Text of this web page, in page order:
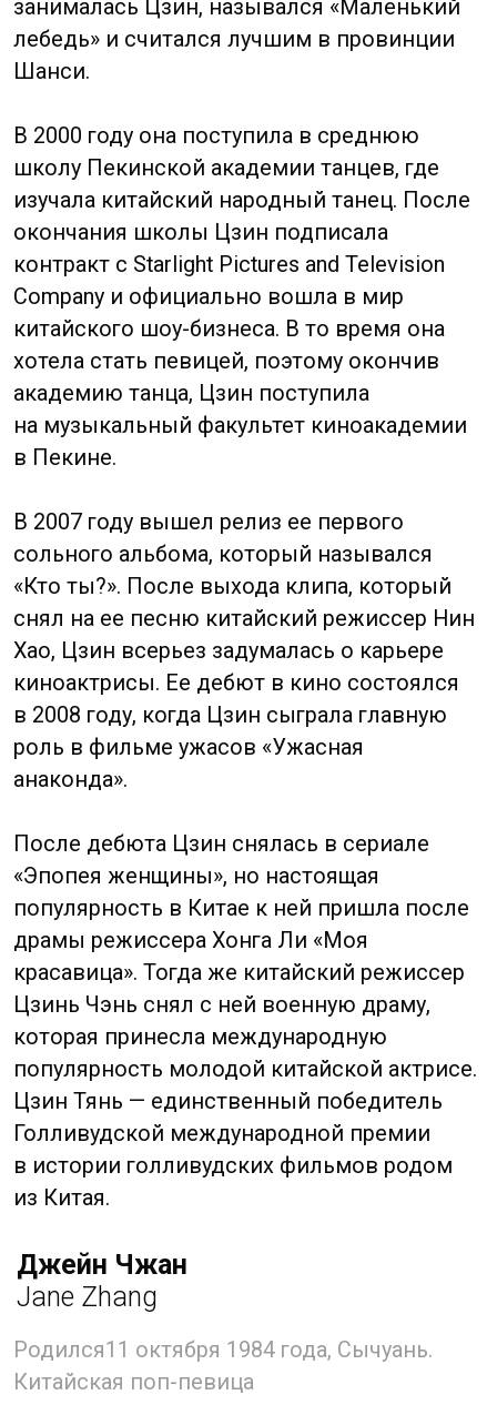
Дебютный альбом Джейн вышел в 2006
году, он называется «The One» и состоит
записывала много треков для
кинофильмов и сериалов, которые
впоследствии возглавляли китайские
чарты. Песня «Only for Love», записанная
вместе с знаменитым китайским
пианистом Лан Ланом, была удостоена
Гонконгской кинопремии 2006 года
в номинации «Лучшая песня».
В 2007 году вышел второй альбом Джейн
Чжан, получивийший название «Update»,
который взорвал китайскую поп-сцену
комбинацией элементов R&B и джаза.
в родном Чэнду, исполняя лучшие хиты
с первого и второго альбома, а также ещё
не выпущенного EP «Dear Jane». Она также
записала промопесню «I Love This City».
В 2009 году вышел третий альбом
«Jane@Music», в мае того же года Джейн
появилась на Шоу Опры в США. После
выхода четвертого альбома «Believe
in Jane» в 2010 году, Джейн выступила
кинофестивале в Нью-Йорке, где была
исполнительницей.
Ян Ми
Yang Mi
Родился 12 сентября 1986 года, Пекин.
Китайская актриса, певица и продюсер